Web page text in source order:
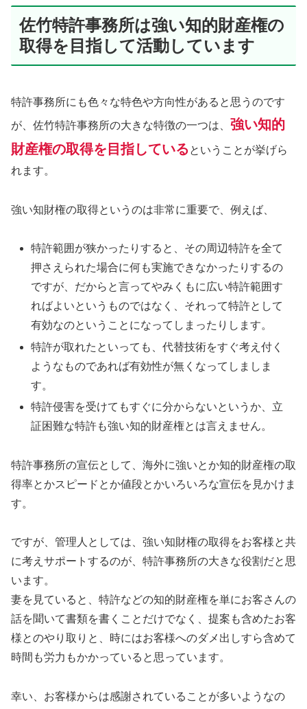
佐竹特許事務所は強い知的財産権の
取得を目指して活動しています
特許事務所にも色々な特色や方向性があると思うのです
が、佐竹特許事務所の大きな特徴の一つは、 強い知的
財産権の取得を目指しているということが挙げら
れます。
強い知財権の取得というのは非常に重要で、例えば、
特許範囲が狭かったりすると、その周辺特許を全て
押さえられた場合に何も実施できなかったりするの
ですが、だからと言ってやみくもに広い特許範囲す
ればよいというものではなく、それって特許として
有効なのということになってしまったりします。
特許が取れたといっても、代替技術をすぐ考え付く
ようなものであれば有効性が無くなってしましま
す。
特許侵害を受けてもすぐに分からないというか、立
証困難な特許も強い知的財産権とは言えません。
特許事務所の宣伝として、海外に強いとか知的財産権の取
得率とかスピードとか値段とかいろいろな宣伝を見かけま
す。
ですが、管理人としては、強い知財権の取得をお客様と共
に考えサポートするのが、特許事務所の大きな役割だと思
います。
妻を見ていると、特許などの知的財産権を単にお客さんの
話を聞いて書類を書くことだけでなく、提案も含めたお客
様とのやり取りと、時にはお客様へのダメ出しすら含めて
時間も労力もかかっていると思っています。
幸い、お客様からは感謝されていることが多いようなの